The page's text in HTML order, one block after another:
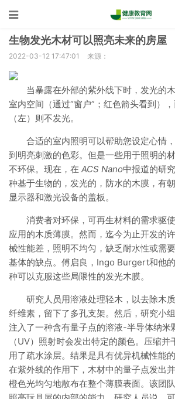
生物发光木材可以照亮未来的房屋
2022-03-12 17:47:01 来源：
当暴露在外部的紫外线下时，发光的
室内空间（通过“窗户”；红色箭头看到）
（左）则不发光。
合适的室内照明可以帮助您设定心情
到明亮刺激的色彩。但是一些用于照明的
不环保。现在，在 ACS Nano中报道的研
种基于生物的，发光的，防水的木膜，有
显示器和激光设备的盖板。
消费者对环保，可再生材料的需求驱
应用的木质薄膜。然而，迄今为止开发的
械性能差，照明不均匀，缺乏耐水性或需
基体的缺点。傅启良，Ingo Burgert和他
种可以克服这些局限性的发光木膜。
研究人员用溶液处理轻木，以去除木
纤维素，留下了多孔支架。然后，研究小
注入了一种含有量子点的溶液-半导体纳米
（UV）照射时会发出特定的颜色。压缩
用了疏水涂层。结果是具有优异机械性能
在紫外线的作用下，木材中的量子点发出
橙色光均匀地散布在整个薄膜表面。该团